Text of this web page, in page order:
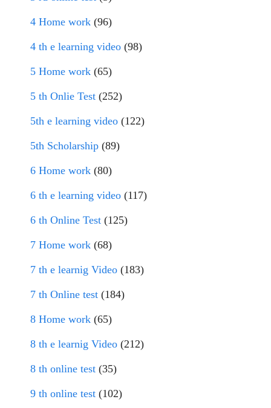
4 Home work (96)
4 th e learning video (98)
5 Home work (65)
5 th Onlie Test (252)
5th e learning video (122)
5th Scholarship (89)
6 Home work (80)
6 th e learning video (117)
6 th Online Test (125)
7 Home work (68)
7 th e learnig Video (183)
7 th Online test (184)
8 Home work (65)
8 th e learnig Video (212)
8 th online test (35)
9 th online test (102)